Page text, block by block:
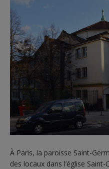
À Paris, la paroisse Saint-
des locaux dans l’église